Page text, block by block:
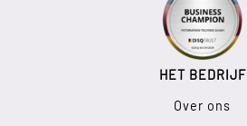
HET BEDRIJF
Over ons